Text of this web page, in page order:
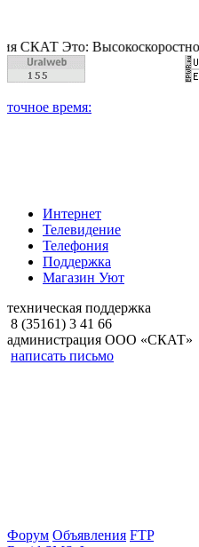
Это: Высокоскоростной
Интернет
Телевидение
Телефония
Поддержка
Магазин Уют
техническая поддержка
8 (35161) 3 41 66
администрация ООО «СКАТ»
написать письмо
Форум Объявления FTP